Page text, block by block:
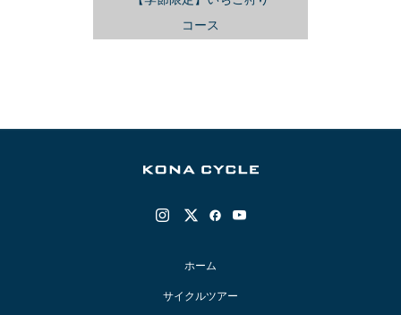
コース
ホーム
サイクルツアー